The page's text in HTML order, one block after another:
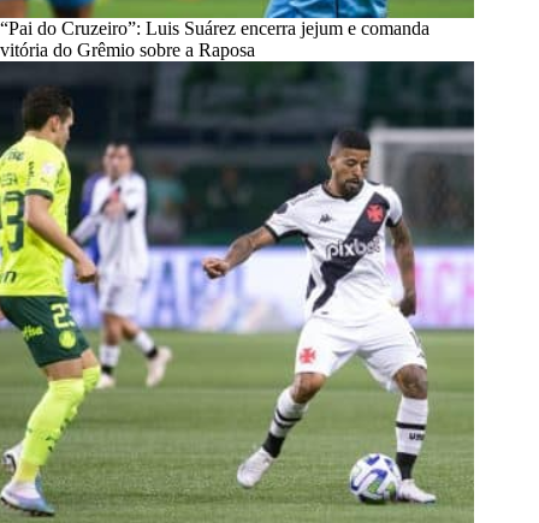
“Pai do Cruzeiro”: Luis Suárez encerra jejum e comanda
vitória do Grêmio sobre a Raposa